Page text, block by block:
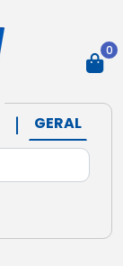
| GERAL
0